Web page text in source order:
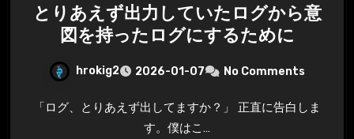
とりあえず出力していたログから意
図を持ったログにするために
hrokig2 2026-01-07 No Comments
「ログ、とりあえず出してますか？」 正直に告白しま
す。僕はこ…